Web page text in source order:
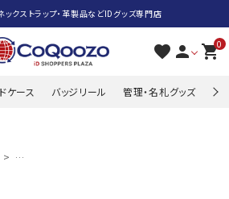
ックストラップ・革製品などIDグッズ専門店
favorite person 0
shopping_cart
ケース バッジリール 管理・名札グッズ 牛
【MWBA-16】 無地ストラップ/幅広タイプ/安全